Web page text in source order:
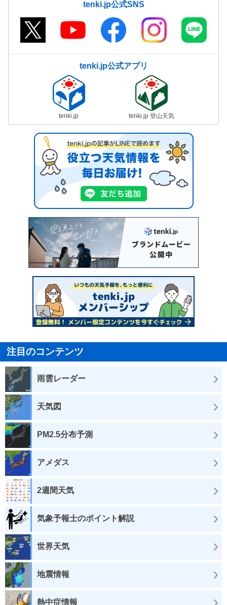
tenki.jp公式SNS
tenki.jp公式アプリ
tenki.jp tenki.jp 登山天気
注目のコンテンツ
雨雲レーダー
天気図
PM2.5分布予測
アメダス
2週間天気
気象予報士のポイント解説
世界天気
地震情報
熱中症情報